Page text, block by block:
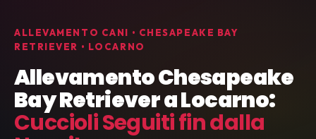
ALLEVAMENTO CANI • CHESAPEAKE BAY
RETRIEVER • LOCARNO
Allevamento Chesapeake
Bay Retriever a Locarno:
Cuccioli Seguiti fin dalla